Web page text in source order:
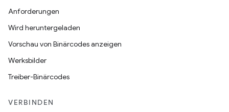
Anforderungen
Wird heruntergeladen
Vorschau von Binärcodes anzeigen
Werksbilder
Treiber-Binärcodes
VERBINDEN